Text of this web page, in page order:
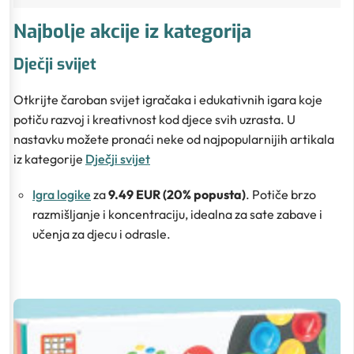
Najbolje akcije iz kategorija
Dječji svijet
Otkrijte čaroban svijet igračaka i edukativnih igara koje
potiču razvoj i kreativnost kod djece svih uzrasta. U
nastavku možete pronaći neke od najpopularnijih artikala
iz kategorije Dječji svijet
Igra logike za9.49 EUR (20% popusta). Potiče brzo
razmišljanje i koncentraciju, idealna za sate zabave i
učenja za djecu i odrasle.